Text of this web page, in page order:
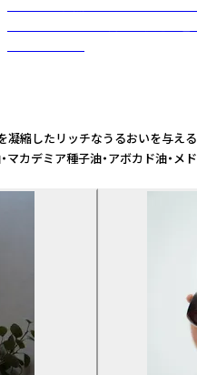
チなうるおいを与える
ミア種子油・アボカ